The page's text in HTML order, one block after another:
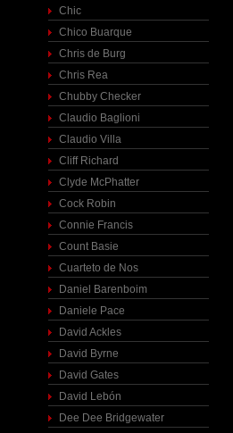
Chic
Chico Buarque
Chris de Burg
Chris Rea
Chubby Checker
Claudio Baglioni
Claudio Villa
Cliff Richard
Clyde McPhatter
Cock Robin
Connie Francis
Count Basie
Cuarteto de Nos
Daniel Barenboim
Daniele Pace
David Ackles
David Byrne
David Gates
David Lebón
Dee Dee Bridgewater